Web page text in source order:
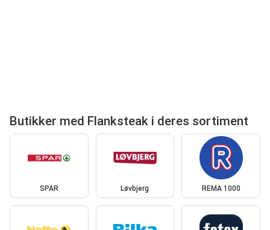
Butikker med Flanksteak i deres sortiment
SPAR Løvbjerg REMA 1000